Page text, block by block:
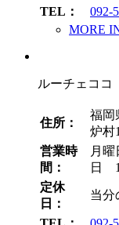
TEL：
092-
MORE
ルーチェコ
住所：
福岡
炉村
営業時
間：
月
日
定休
日：
当分